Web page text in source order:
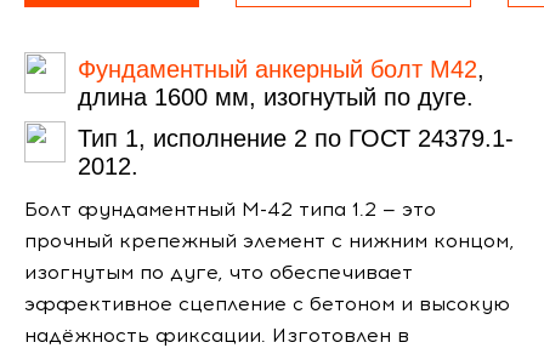
Фундаментный анкерный болт М42,
длина 1600 мм, изогнутый по дуге.
Тип 1, исполнение 2 по ГОСТ 24379.1-
2012.
Болт фундаментный М-42 типа 1.2 — это
прочный крепежный элемент с нижним концом,
изогнутым по дуге, что обеспечивает
эффективное сцепление с бетоном и высокую
надёжность фиксации. Изготовлен в